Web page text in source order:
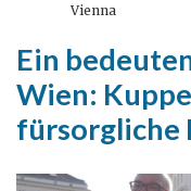
Vienna
Ein
Wien:
fürsorgliche